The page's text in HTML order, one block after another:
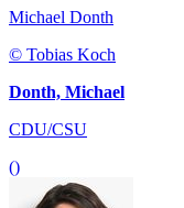
Michael Donth
© Tobias Koch
Donth, Michael
CDU/CSU
()